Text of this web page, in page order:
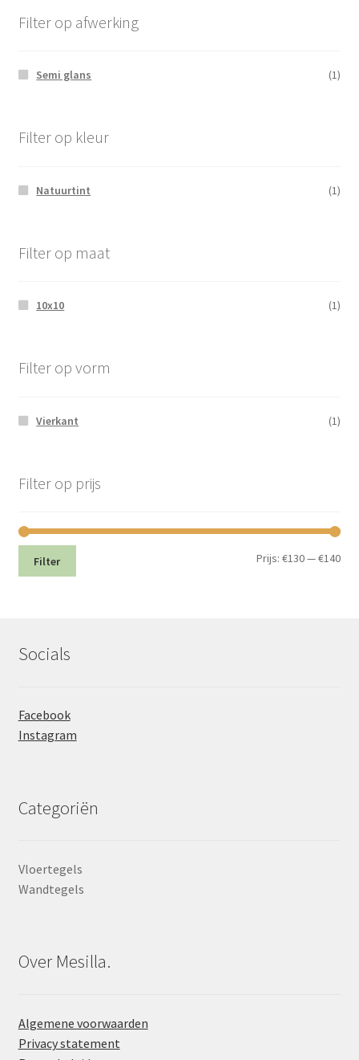
Filter op afwerking
Semi glans (1)
Filter op kleur
Natuurtint (1)
Filter op maat
10x10 (1)
Filter op vorm
Vierkant (1)
Filter op prijs
Min.
Filter Prijs:€130—€140
Socials
Facebook
Instagram
Categoriën
Vloertegels
Wandtegels
Over Mesilla.
Algemene voorwaarden
Privacy statement